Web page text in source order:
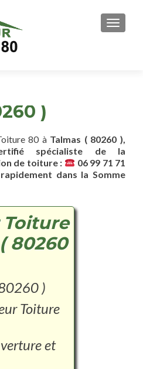
)
80 à Talmas ( 80260 ),
spécialiste de la
de toiture :
06 99 71 71
dans la Somme
80260
)
Toiture
et